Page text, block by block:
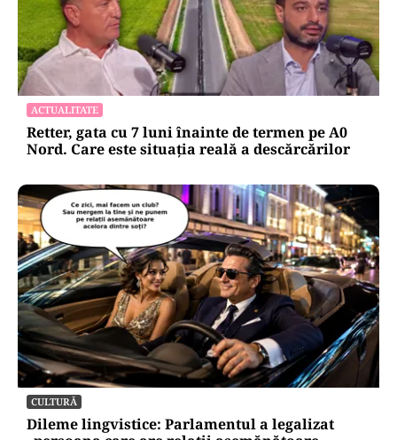
Atacurile cibernetice expun
vulnerabilitățile statului român: ANP
repetă scenariul e‑Terra. Ce ascund
comunicările oficiale și cine răspunde
pentru mentenanța IT a instituțiilor
publice
Alte Articole Importante
ACTUALITATE
Retter, gata cu 7 luni înainte de termen pe A0
Nord. Care este situația reală a descărcărilor